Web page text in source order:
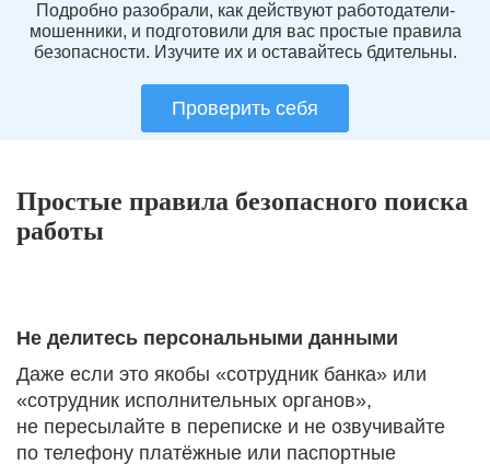
Подробно разобрали, как действуют работодатели-
мошенники, и подготовили для вас простые правила
безопасности. Изучите их и оставайтесь бдительны.
Проверить себя
Простые правила безопасного поиска
работы
Не делитесь персональными данными
Даже если это якобы «сотрудник банка» или
«сотрудник исполнительных органов»,
не пересылайте в переписке и не озвучивайте
по телефону платёжные или паспортные